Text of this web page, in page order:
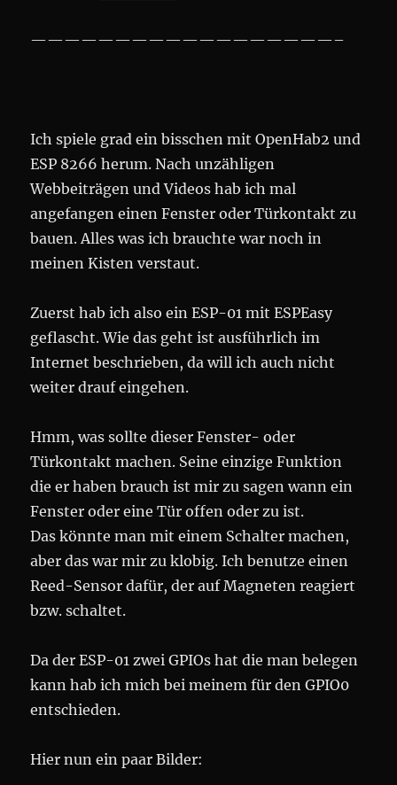
——————————————————–
Ich spiele grad ein bisschen mit OpenHab2 und
ESP 8266 herum. Nach unzähligen
Webbeiträgen und Videos hab ich mal
angefangen einen Fenster oder Türkontakt zu
bauen. Alles was ich brauchte war noch in
meinen Kisten verstaut.
Zuerst hab ich also ein ESP-01 mit ESPEasy
geflascht. Wie das geht ist ausführlich im
Internet beschrieben, da will ich auch nicht
weiter drauf eingehen.
Hmm, was sollte dieser Fenster- oder
Türkontakt machen. Seine einzige Funktion
die er haben brauch ist mir zu sagen wann ein
Fenster oder eine Tür offen oder zu ist.
Das könnte man mit einem Schalter machen,
aber das war mir zu klobig. Ich benutze einen
Reed-Sensor dafür, der auf Magneten reagiert
bzw. schaltet.
Da der ESP-01 zwei GPIOs hat die man belegen
kann hab ich mich bei meinem für den GPIO0
entschieden.
Hier nun ein paar Bilder: